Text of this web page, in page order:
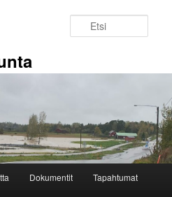
Dokumentit Tapahtumat